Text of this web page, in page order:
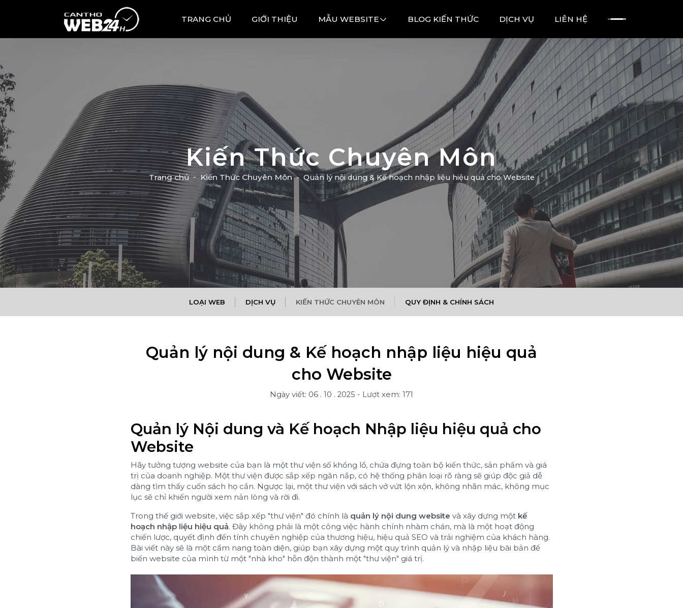
TRANG CHỦ GIỚI THIỆU MẪU WEBSITE BLOG KIẾN THỨC DỊCH VỤ LIÊN HỆ
Kiến Thức Chuyên Môn
Trang chủ Kiến Thức Chuyên Môn Quản lý nội dung & Kế hoạch nhập liệu hiệu quả cho Website
LOẠI WEB DỊCH VỤ KIẾN THỨC CHUYÊN MÔN QUY ĐỊNH & CHÍNH SÁCH
Quản lý nội dung & Kế hoạch nhập liệu hiệu quả
cho Website
Ngày viết: 06 . 10 . 2025 - Lượt xem: 171
Quản lý Nội dung và Kế hoạch Nhập liệu hiệu quả cho
Website
Hãy tưởng tượng website của bạn là một thư viện số khổng lồ, chứa đựng toàn bộ kiến thức, sản phẩm và giá
trị của doanh nghiệp. Một thư viện được sắp xếp ngăn nắp, có hệ thống phân loại rõ ràng sẽ giúp độc giả dễ
dàng tìm thấy cuốn sách họ cần. Ngược lại, một thư viện với sách vở vứt lộn xộn, không nhãn mác, không mục
lục sẽ chỉ khiến người xem nản lòng và rời đi.
Trong thế giới website, việc sắp xếp "thư viện" đó chính là quản lý nội dung website và xây dựng một kế
hoạch nhập liệu hiệu quả. Đây không phải là một công việc hành chính nhàm chán, mà là một hoạt động
chiến lược, quyết định đến tính chuyên nghiệp của thương hiệu, hiệu quả SEO và trải nghiệm của khách hàng.
Bài viết này sẽ là một cẩm nang toàn diện, giúp bạn xây dựng một quy trình quản lý và nhập liệu bài bản để
biến website của mình từ một "nhà kho" hỗn độn thành một "thư viện" giá trị.